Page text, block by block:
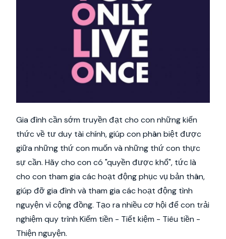
Gia đình cần sớm truyền đạt cho con những kiến
thức về tư duy tài chính, giúp con phân biệt được
giữa những thứ con muốn và những thứ con thực
sự cần. Hãy cho con có "quyền được khổ", tức là
cho con tham gia các hoạt động phục vụ bản thân,
giúp đỡ gia đình và tham gia các hoạt động tình
nguyện vì cộng đồng. Tạo ra nhiều cơ hội để con trải
nghiệm quy trình Kiếm tiền - Tiết kiệm - Tiêu tiền -
Thiện nguyện.